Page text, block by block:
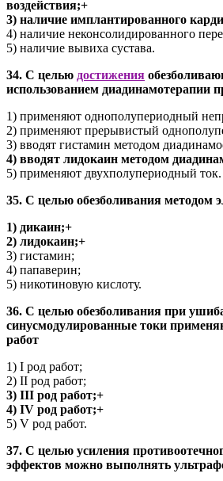
воздействия;+
3) наличие имплантированного
4) наличие неконсолидированного
5) наличие вывиха сустава.
34. С целью достижения
использованием диадинамотерапии
1) применяют однополупериодный
2) применяют прерывистый
3) вводят гистамин методом
4) вводят лидокаин методом
5) применяют двухполупериодный ток.
35. С целью обезболивания методом
1) дикаин;+
2) лидокаин;+
3) гистамин;
4) папаверин;
5) никотиновую кислоту.
36. С целью обезболивания при
синусмодулированные токи
работ
1) I род работ;
2) II род работ;
3) III род работ;+
4) IV род работ;+
5) V род работ.
37. С целью усиления
эффектов можно выполнять